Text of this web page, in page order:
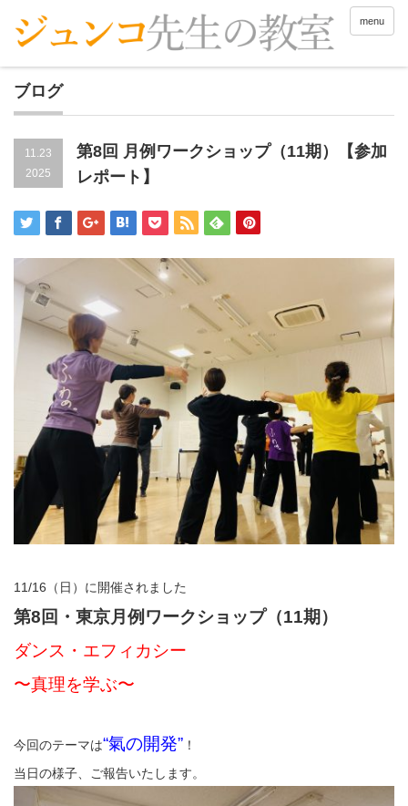
menu
ブログ
11.23
2025
第8回 月例ワークショップ（11期）【参加
レポート】
11/16（日）に開催されました
第8回・東京月例ワークショップ（11期）
ダンス・エフィカシー
〜真理を学ぶ〜
今回のテーマは“氣の開発” ！
当日の様子、ご報告いたします。